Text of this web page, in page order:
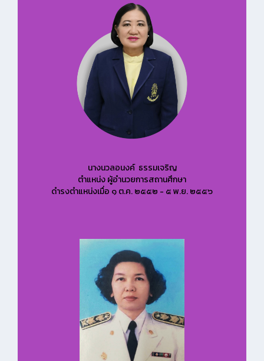
นางนวลอนงค์ ธรรมเจริญ
ตำแหน่ง ผู้อำนวยการสถานศึกษา
ดำรงตำแหน่งเมื่อ ๑ ต.ค. ๒๕๕๒ - ๕ พ.ย. ๒๕๕๖